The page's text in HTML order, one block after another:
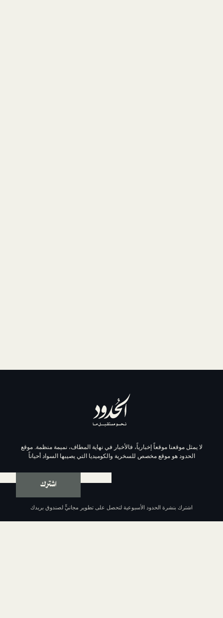
موقعاً إخبارياً، فالأخبار في نهاية المطاف، نميمة منظمة. موقع
مخصص للسخرية والكوميديا التي يصيبها السواد أحياناً
اشترك
الحدود الأسبوعية لتحصل على تطوير مجانيٍّ لصندوق بريدك